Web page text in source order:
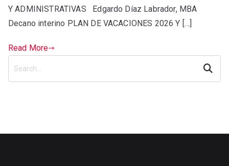
Y ADMINISTRATIVAS Edgardo Díaz Labrador, MBA
Decano interino PLAN DE VACACIONES 2026 Y […]
Read More
Search